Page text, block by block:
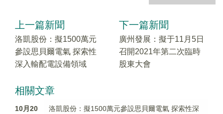
上一篇新聞
洛凱股份：擬1500萬元
參設思貝爾電氣 探索性
深入輸配電設備領域
下一篇新聞
廣州發展：擬于11月5日
召開2021年第二次臨時
股東大會
相關文章
10月20
洛凱股份：擬1500萬元參設思貝爾電氣 探索性深